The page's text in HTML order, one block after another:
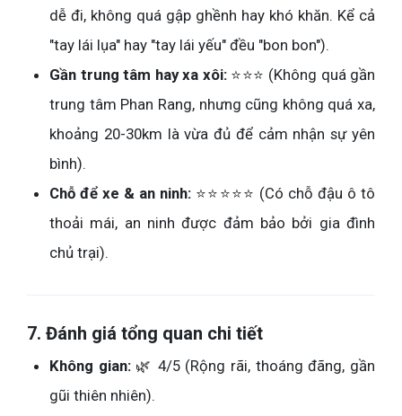
dễ đi, không quá gập ghềnh hay khó khăn. Kể cả
"tay lái lụa" hay "tay lái yếu" đều "bon bon").
Gần trung tâm hay xa xôi:⭐⭐⭐ (Không quá gần
trung tâm Phan Rang, nhưng cũng không quá xa,
khoảng 20-30km là vừa đủ để cảm nhận sự yên
bình).
Chỗ để xe & an ninh: ⭐⭐⭐⭐⭐ (Có chỗ đậu ô tô
thoải mái, an ninh được đảm bảo bởi gia đình
chủ trại).
7. Đánh giá tổng quan chi tiết
Không gian:🌿 4/5 (Rộng rãi, thoáng đãng, gần
gũi thiên nhiên).